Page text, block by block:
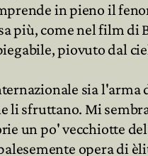
in pieno il
più, come nel film
piovuto dal
sia l'arma
li sfruttano. Mi
un po' vecchiotte
opera di